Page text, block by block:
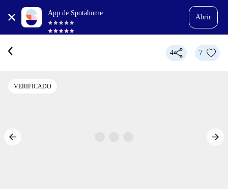
App de Spotahome
Abrir
4 7
VERIFICADO